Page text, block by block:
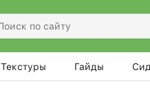
Текстуры Гайды